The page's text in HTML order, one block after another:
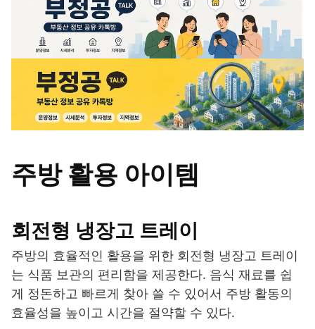
주방 활용 아이템
회전형 냉장고 트레이
주방의 효율적인 활용을 위한 회전형 냉장고 트레이
는 식품 보관의 편리함을 제공한다. 음식 재료를 쉽
게 정돈하고 빠르게 찾아 쓸 수 있어서 주방 활동의
효율성을 높이고 시간을 절약할 수 있다.